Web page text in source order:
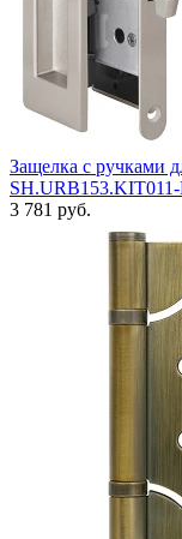
Защелка с ручками
3 781 руб.